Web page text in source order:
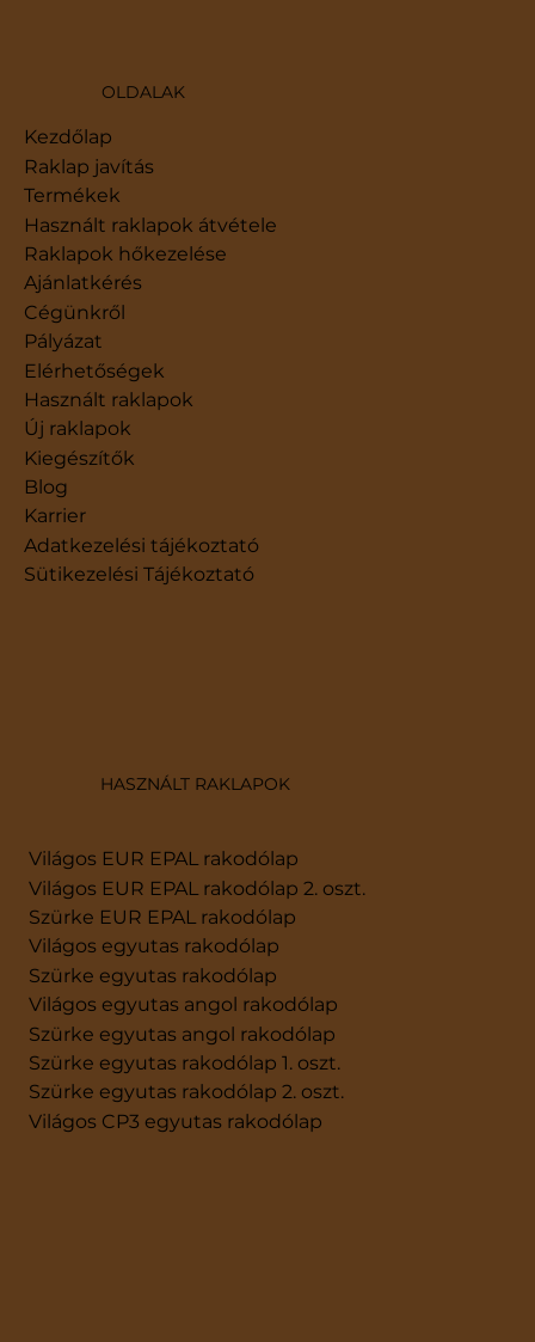
OLDALAK
Kezdőlap
Termékek
Raklap javítás
Használt raklapok átvétele
Raklapok hőkezelése
Ajánlatkérés
Cégünkről
Pályázat
Elérhetőségek
Használt raklapok
Új raklapok
Kiegészítők
Blog
Karrier
​Adatkezelési tájékoztató
Sütikezelési Tájékoztató
HASZNÁLT RAKLAPOK
Világos EUR EPAL rakodólap
Világos EUR EPAL rakodólap 2. oszt.
Szürke EUR EPAL rakodólap
Világos egyutas rakodólap
Szürke egyutas rakodólap
Világos egyutas angol rakodólap
Szürke egyutas angol rakodólap
Szürke egyutas rakodólap 1. oszt.
Szürke egyutas rakodólap 2. oszt.
Világos CP3 egyutas rakodólap